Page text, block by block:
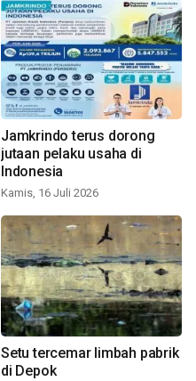
Jamkrindo terus dorong
jutaan pelaku usaha di
Indonesia
Kamis, 16 Juli 2026
Setu tercemar limbah pabrik
di Depok